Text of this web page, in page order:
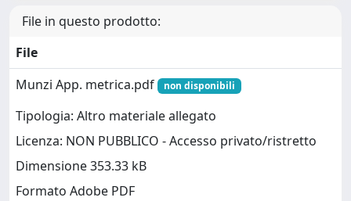
File in questo prodotto:
File
Munzi App. metrica.pdf
non disponibili
Tipologia: Altro materiale allegato
Licenza: NON PUBBLICO - Accesso privato/ristretto
Dimensione 353.33 kB
Formato Adobe PDF